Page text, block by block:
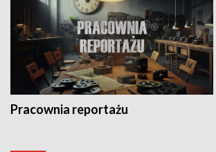
Pracownia reportażu